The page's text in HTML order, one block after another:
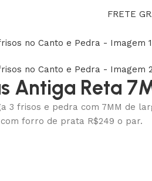
FRETE
Antiga Reta
3 frisos e pedra com 7MM de
forro de prata R$249 o par.